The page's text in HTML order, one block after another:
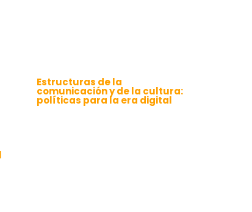
Estructuras de la
comunicación y de la cultura:
políticas para la era digital